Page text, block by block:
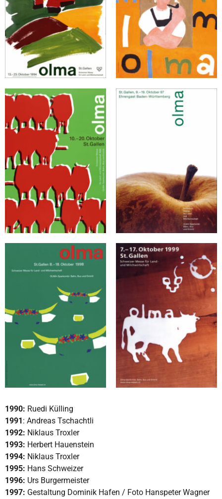
1990: Ruedi Külling
1991 : Andreas Tschachtli
1992: Niklaus Troxler
1993: Herbert Hauenstein
1994: Niklaus Troxler
1995: Hans Schweizer
1996: Urs Burgermeister
1997: Gestaltung Dominik Hafen / Foto Hanspeter Wagner